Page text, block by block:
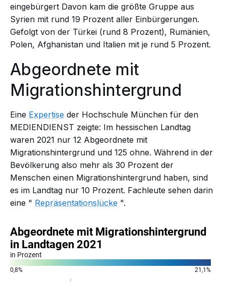
eingebürgert Davon kam die größte Gruppe aus
Syrien mit rund 19 Prozent aller Einbürgerungen.
Gefolgt von der Türkei (rund 8 Prozent), Rumänien,
Polen, Afghanistan und Italien mit je rund 5 Prozent.
Abgeordnete mit
Migrationshintergrund
Eine Expertise der Hochschule München für den
MEDIENDIENST zeigte: Im hessischen Landtag
waren 2021 nur 12 Abgeordnete mit
Migrationshintergrund und 125 ohne. Während in der
Bevölkerung also mehr als 30 Prozent der
Menschen einen Migrationshintergrund haben, sind
es im Landtag nur 10 Prozent. Fachleute sehen darin
eine " Repräsentationslücke ".